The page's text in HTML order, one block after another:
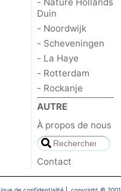
Duin
- Noordwijk
- Scheveningen
- La Haye
- Rotterdam
- Rockanje
AUTRE
À propos de nous
Contact